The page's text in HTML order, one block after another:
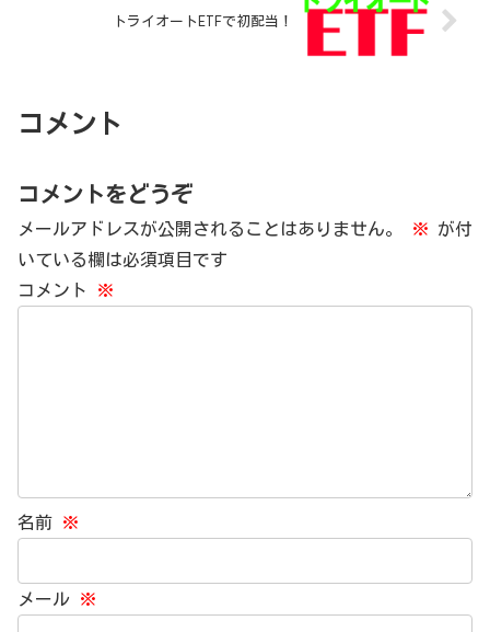
トライオートETFで初配当！
コメント
コメントをどうぞ
メールアドレスが公開されることはありません。 ※ が付
いている欄は必須項目です
コメント
※
名前 ※
メール ※